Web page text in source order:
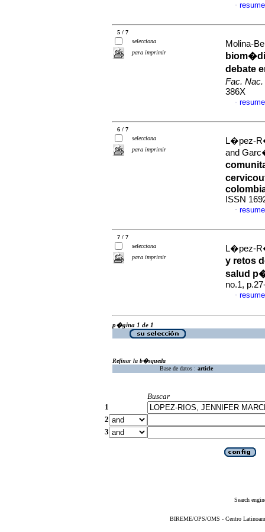
·
5 / 7
selecciona
para imprimir
Molina-
debate
Fac.
386X
·
6 / 7
selecciona
para imprimir
L�pez-
and
ISSN
·
7 / 7
selecciona
para imprimir
L�pez-
y retos
salud
no.1,
·
p�gina 1 de 1
Refinar la b�squeda
Base de datos : article
Buscar
1
2
3
Search
BIREME/OPS/OMS - Centro